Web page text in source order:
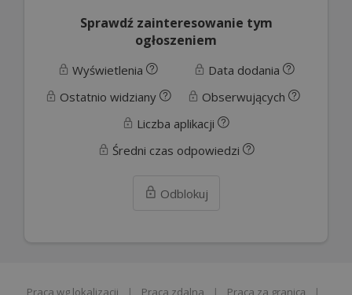
Sprawdź zainteresowanie tym
ogłoszeniem
Wyświetlenia
Data dodania
Ostatnio widziany
Obserwujących
Liczba aplikacji
Średni czas odpowiedzi
Odblokuj
Praca wg lokalizacji | Praca zdalna | Praca za granicą |